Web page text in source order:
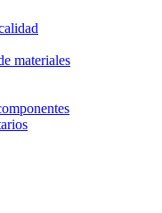
materiales